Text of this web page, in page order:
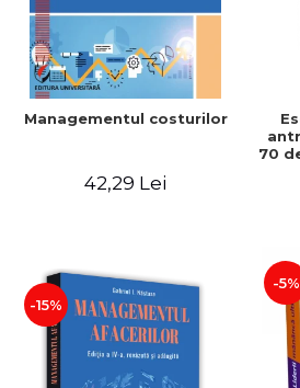
Managementul costurilor
42,29 Lei
70
-15%
-5%